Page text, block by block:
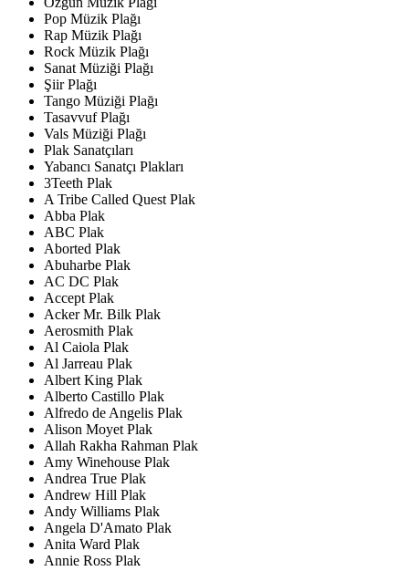
Pop Müzik Plağı
Rap Müzik Plağı
Rock Müzik Plağı
Sanat Müziği Plağı
Şiir Plağı
Tango Müziği Plağı
Tasavvuf Plağı
Vals Müziği Plağı
Plak Sanatçıları
Yabancı Sanatçı Plakları
3Teeth Plak
A Tribe Called Quest Plak
Abba Plak
ABC Plak
Aborted Plak
Abuharbe Plak
AC DC Plak
Accept Plak
Acker Mr. Bilk Plak
Aerosmith Plak
Al Caiola Plak
Al Jarreau Plak
Albert King Plak
Alberto Castillo Plak
Alfredo de Angelis Plak
Alison Moyet Plak
Allah Rakha Rahman Plak
Amy Winehouse Plak
Andrea True Plak
Andrew Hill Plak
Andy Williams Plak
Angela D'Amato Plak
Anita Ward Plak
Annie Ross Plak